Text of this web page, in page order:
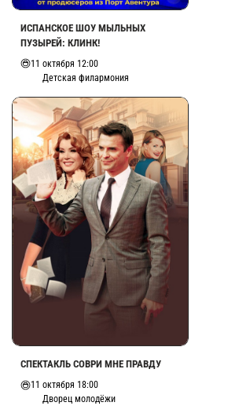
ИСПАНСКОЕ ШОУ МЫЛЬНЫХ
ПУЗЫРЕЙ: КЛИНК!
11 октября 12:00
Детская филармония
СПЕКТАКЛЬ СОВРИ МНЕ ПРАВДУ
11 октября 18:00
Дворец молодёжи